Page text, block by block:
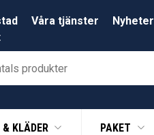
Våra tjänster Nyheter
& KLÄDER PAKET